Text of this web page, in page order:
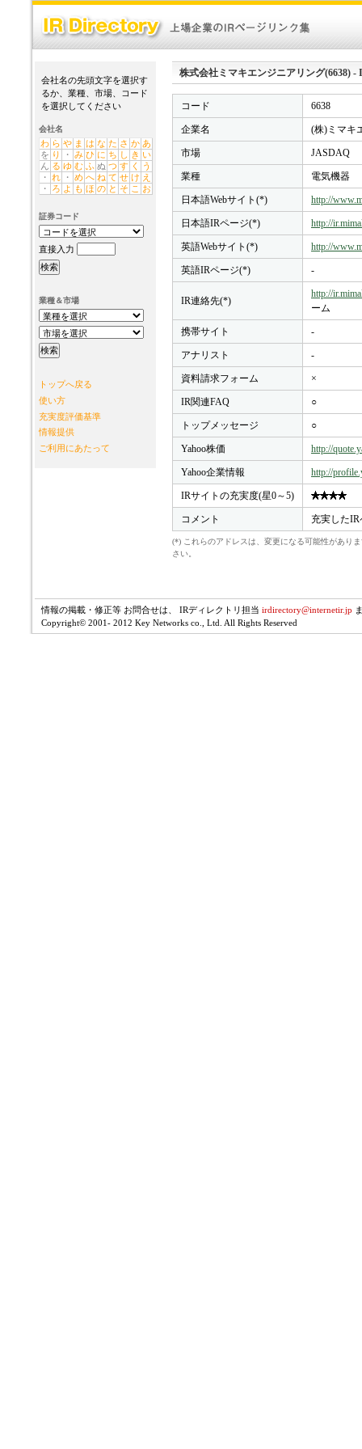
会社名の先頭文字を選択す
るか、業種、市場、コード
を選択してください
会社名
わ ら や ま は な た さ か あ
を り ・ み ひ に ち し き い
ん る ゆ む ふ ぬ つ す く
う
・ れ ・ め へ ね て せ け え
・
ろ よ も ほ の と そ こ お
証券コード
直接入力
業種＆市場
トップへ戻る
使い方
充実度評価基準
情報提供
ご利用にあたって
株式会社ミマキエンジニアリング(6638) -
コード 6638
企業名 (株)ミマキ
市場 JASDAQ
業種 電気機器
日本語Webサイト(*) http://
日本語IRページ(*) http://
英語Webサイト(*) http://
英語IRページ(*) -
IR連絡先(*)
http://
ーム
携帯サイト -
アナリスト -
資料請求フォーム ×
IR関連FAQ ○
トップメッセージ ○
Yahoo株価 http://
Yahoo企業情報 http://
IRサイトの充実度(星0～5)
コメント 充実した
(*) これらのアドレスは、変更になる可能性があり
さい。
情報の掲載・修正等 お問合せは、 IRディレクトリ担当 irdirectory@internetir.jp
Copyright© 2001- 2012 Key Networks co., Ltd. All Rights Reserved